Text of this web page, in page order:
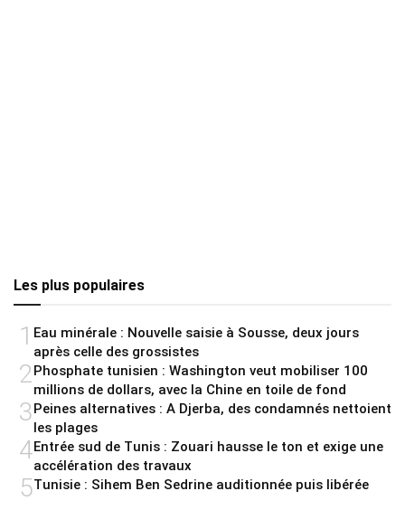
Les plus populaires
1 Eau minérale : Nouvelle saisie à Sousse, deux jours
après celle des grossistes
2Phosphate tunisien : Washington veut mobiliser 100
millions de dollars, avec la Chine en toile de fond
3Peines alternatives : A Djerba, des condamnés nettoient
les plages
4Entrée sud de Tunis : Zouari hausse le ton et exige une
accélération des travaux
5Tunisie : Sihem Ben Sedrine auditionnée puis libérée